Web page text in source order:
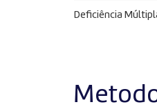
Deficiência